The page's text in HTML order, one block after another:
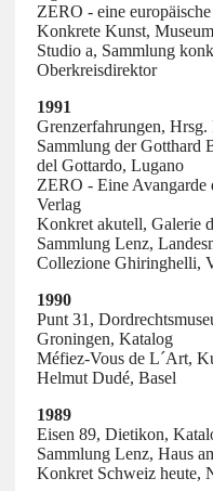
ZERO - eine
Konkrete Kunst,
Studio a, Sammlung
Oberkreisdirektor
1991
Grenzerfahrungen,
Sammlung der Gotthard
del Gottardo, Lugano
ZERO - Eine Avangarde
Verlag
Konkret akutell, Galerie
Sammlung Lenz,
Collezione Ghiringhelli,
1990
Punt 31,
Groningen, Katalog
Méfiez-Vous de L´Art,
Helmut Dudé, Basel
1989
Eisen 89, Dietikon,
Sammlung Lenz, Haus
Konkret Schweiz heute,